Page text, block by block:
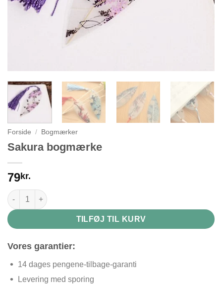
Forside / Bogmærker
Sakura bogmærke
79kr.
Sakura bogmærke antal
TILFØJ TIL KURV
Vores garantier:
14 dages pengene-tilbage-garanti
Levering med sporing